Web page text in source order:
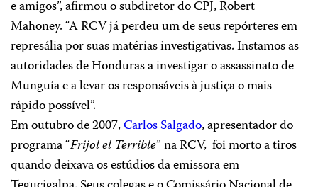
e amigos”, afirmou o subdiretor do CPJ, Robert
Mahoney.“A RCV já perdeu um de seus repórteres em
represália por suas matérias investigativas. Instamos as
autoridades de Honduras a investigar o assassinato de
Munguía e a levar os responsáveis à justiça o mais
rápido possível”.
Em outubro de 2007,Carlos Salgado, apresentador do
programa “Frijol el Terrible” na RCV, foi morto a tiros
quando deixava os estúdios da emissora em